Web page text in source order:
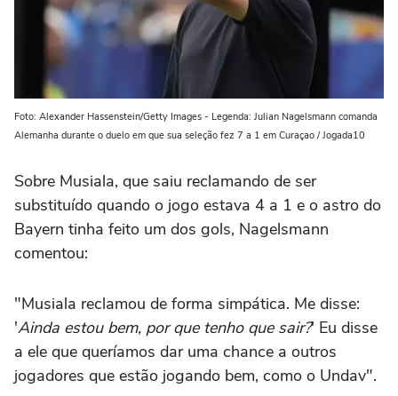
Foto: Alexander Hassenstein/Getty Images - Legenda: Julian Nagelsmann comanda
Alemanha durante o duelo em que sua seleção fez 7 a 1 em Curaçao / Jogada10
Sobre Musiala, que saiu reclamando de ser
substituído quando o jogo estava 4 a 1 e o astro do
Bayern tinha feito um dos gols, Nagelsmann
comentou:
"Musiala reclamou de forma simpática. Me disse:
'Ainda estou bem, por que tenho que sair?' Eu disse
a ele que queríamos dar uma chance a outros
jogadores que estão jogando bem, como o Undav".